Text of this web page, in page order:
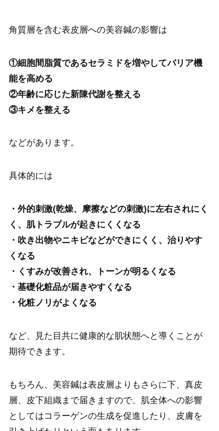
角質層を含む表皮層への美容鍼の影響は
①細胞間脂質であるセラミドを増やしてバリア機
能を高める
②年齢に応じた新陳代謝を整える
③キメを整える
などがあります。
具体的には
・外的刺激(乾燥、摩擦などの刺激)に左右されにく
く、肌トラブルが起きにくくなる
・吹き出物やニキビなどができにくく、治りやす
くなる
・くすみが改善され、トーンが明るくなる
・基礎化粧品が届きやすくなる
・化粧ノリがよくなる
など、見た目共に健康的な肌状態へと導くことが
期待できます。
もちろん、美容鍼は表皮層よりもさらに下、真皮
層、皮下組織まで届きますので、肌全体への影響
としてはコラーゲンの生成を促進したり、皮膚を